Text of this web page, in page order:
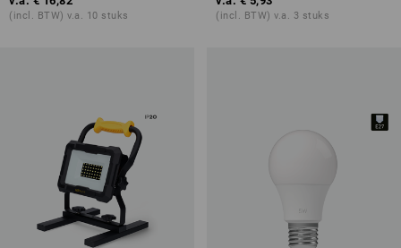
(incl. BTW) v.a. 10 stuks (incl. BTW) v.a. 3 stuks